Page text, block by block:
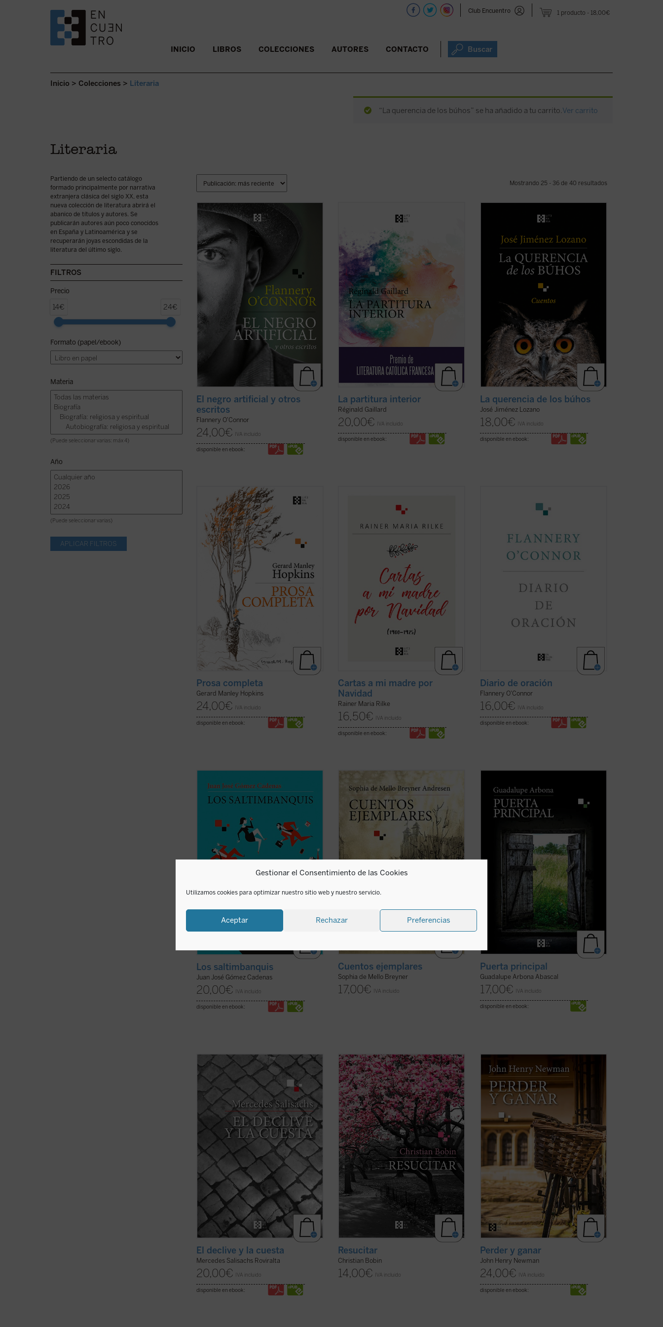
Gestionar el Consentimiento de las Cookies
Utilizamos cookies para optimizar nuestro sitio web y nuestro servicio.
Aceptar Rechazar Preferencias
1 producto 18,00€
Club Encuentro
SALTAR AL CONTENIDO. INICIO LIBROS COLECCIONES AUTORES CONTACTO Buscar
Inicio > Colecciones > Literaria
“La querencia de los búhos” se ha añadido a tu carrito.Ver carrito
Literaria
Partiendo de un selecto catálogo
formado principalmente por narrativa
extranjera clásica del siglo XX, esta
nueva colección de literatura abrirá el
abanico de títulos y autores. Se
publicarán autores aún poco conocidos
en España y Latinoamérica y se
recuperarán joyas escondidas de la
literatura del último siglo.
FILTROS
Precio
14€ 24€
Formato (papel/ebook)
Materia
(Puede seleccionar varias: máx 4)
Año
(Puede seleccionar varias)
Mostrando 25 - 36 de 40 resultados
La presente antología recoge ocho
cuentos representativos y algunos
ensayos breves escritos en «Andalusia»,
la finca familiar en la que O'Connor vivió
sus últimos años. Son historias que
escuecen y sacuden las entrañas de
quien las lee, en ...
El negro artificial y otros
escritos
Flannery O'Connor
24,00€ IVA incluido
disponible en ebook:
En esta primera novela del poeta francés,
del pueblo», y Jan, un músico holandés
quien huye de un amor perdido, tienen en
común una búsqueda espiritual de
trascendiencia y belleza, una relación ...
(ver ficha)
La partitura interior
Réginald Gaillard
20,00€ IVA incluido
disponible en ebook:
Este libro recoge veintiocho historias,
universo del autor, cuyos recuerdos y
vivencias son transformados en relatos
que nos sitúan ante aquellos instantes de
la vida que la hacen más verdadera. ...
(ver ficha)
La querencia de los búhos
José Jiménez Lozano
18,00€ IVA incluido
disponible en ebook:
Se publica por primera vez en castellano,
de la mano del filólogo, escritor y
traductor Gabriel Insausti la obra
completa en prosa --a excepción de algún
texto menor-- del poeta inglés Gerard
Manley Hopkins (1844-1889). Ejemplo
claro del ... (ver ficha)
Prosa completa
Gerard Manley Hopkins
24,00€ IVA incluido
disponible en ebook:
correspondencia navideña con su madre
están escritas con gran delicadeza
conmovedores, como el que la
correspondencia nunca se ...
Cartas a mi madre por
Navidad
Rainer Maria Rilke
16,50€ IVA incluido
disponible en ebook:
contenía una serie de «cartas dirigidas a
terminó era evidente que la escritura del
diario había supuesto un cambio en su
(ver ficha)
Diario de oración
Flannery O'Connor
16,00€ IVA incluido
disponible en ebook:
Los saltimbanquisnos presenta un
mundo de despachos de acero y
metacrilato, cámaras ocultas, selectos
deportivos, con encuentros a puerta
cerrada en los que cada palabra tiene un
precio. Los límites de ...(ver ficha)
Los saltimbanquis
Juan José Gómez Cadenas
20,00€ IVA incluido
disponible en ebook:
Estos siete cuentos «para adultos» de la
famosa poetisa Sophia de Mello Breyner
Andresen --la primera mujer portuguesa
en recibir el Prémio Camões, el más
importante galardón de la literatura en
lengua lusa-- que se publican por primera
(ver ficha)
Cuentos ejemplares
Sophia de Mello Breyner
17,00€ IVA incluido
que su autora observa, siente y piensa a
lo largo de unos intensos meses que,
marcados por la enfermedad, le
permiten tener una mirada transparente
de una conciencia ...
(ver ficha)
Puerta principal
Guadalupe Arbona Abascal
17,00€ IVA incluido
disponible en ebook:
Hito importante en la novelística de
Mercedes Salisachs,
El declive y la cuesta
es un relato directo y valiente en el que,
partiendo del episodio evangélico del
buen ladrón crucificado junto a Cristo, se
narra con gran hondura el ...(ver ficha)
El declive y la cuesta
Mercedes Salisachs Roviralta
20,00€ IVA incluido
disponible en ebook:
EnResucitar, libro escrito con el
inconfundible estilo fragmentario y a
veces aforístico que caracteriza a
Christian Bobin, todas las páginas orbitan
en torno a la muerte del padre del autor
tras una larga enfermedad de Alzheimer.
Una ...(ver ficha)
Resucitar
Christian Bobin
14,00€ IVA incluido
Perder y ganares una novela
autobiográfica escrita por el beato John
Henry Newman, que nos permite
adentrarnos en su fascinante
personalidad a través del protagonista de
la obra, Charles Reading, y descubrir en
toda su hondura las ...(ver ficha)
Perder y ganar
John Henry Newman
24,00€ IVA incluido
disponible en ebook: